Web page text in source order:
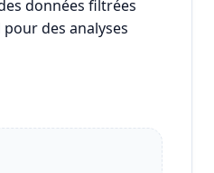
données filtrées
pour des analyses